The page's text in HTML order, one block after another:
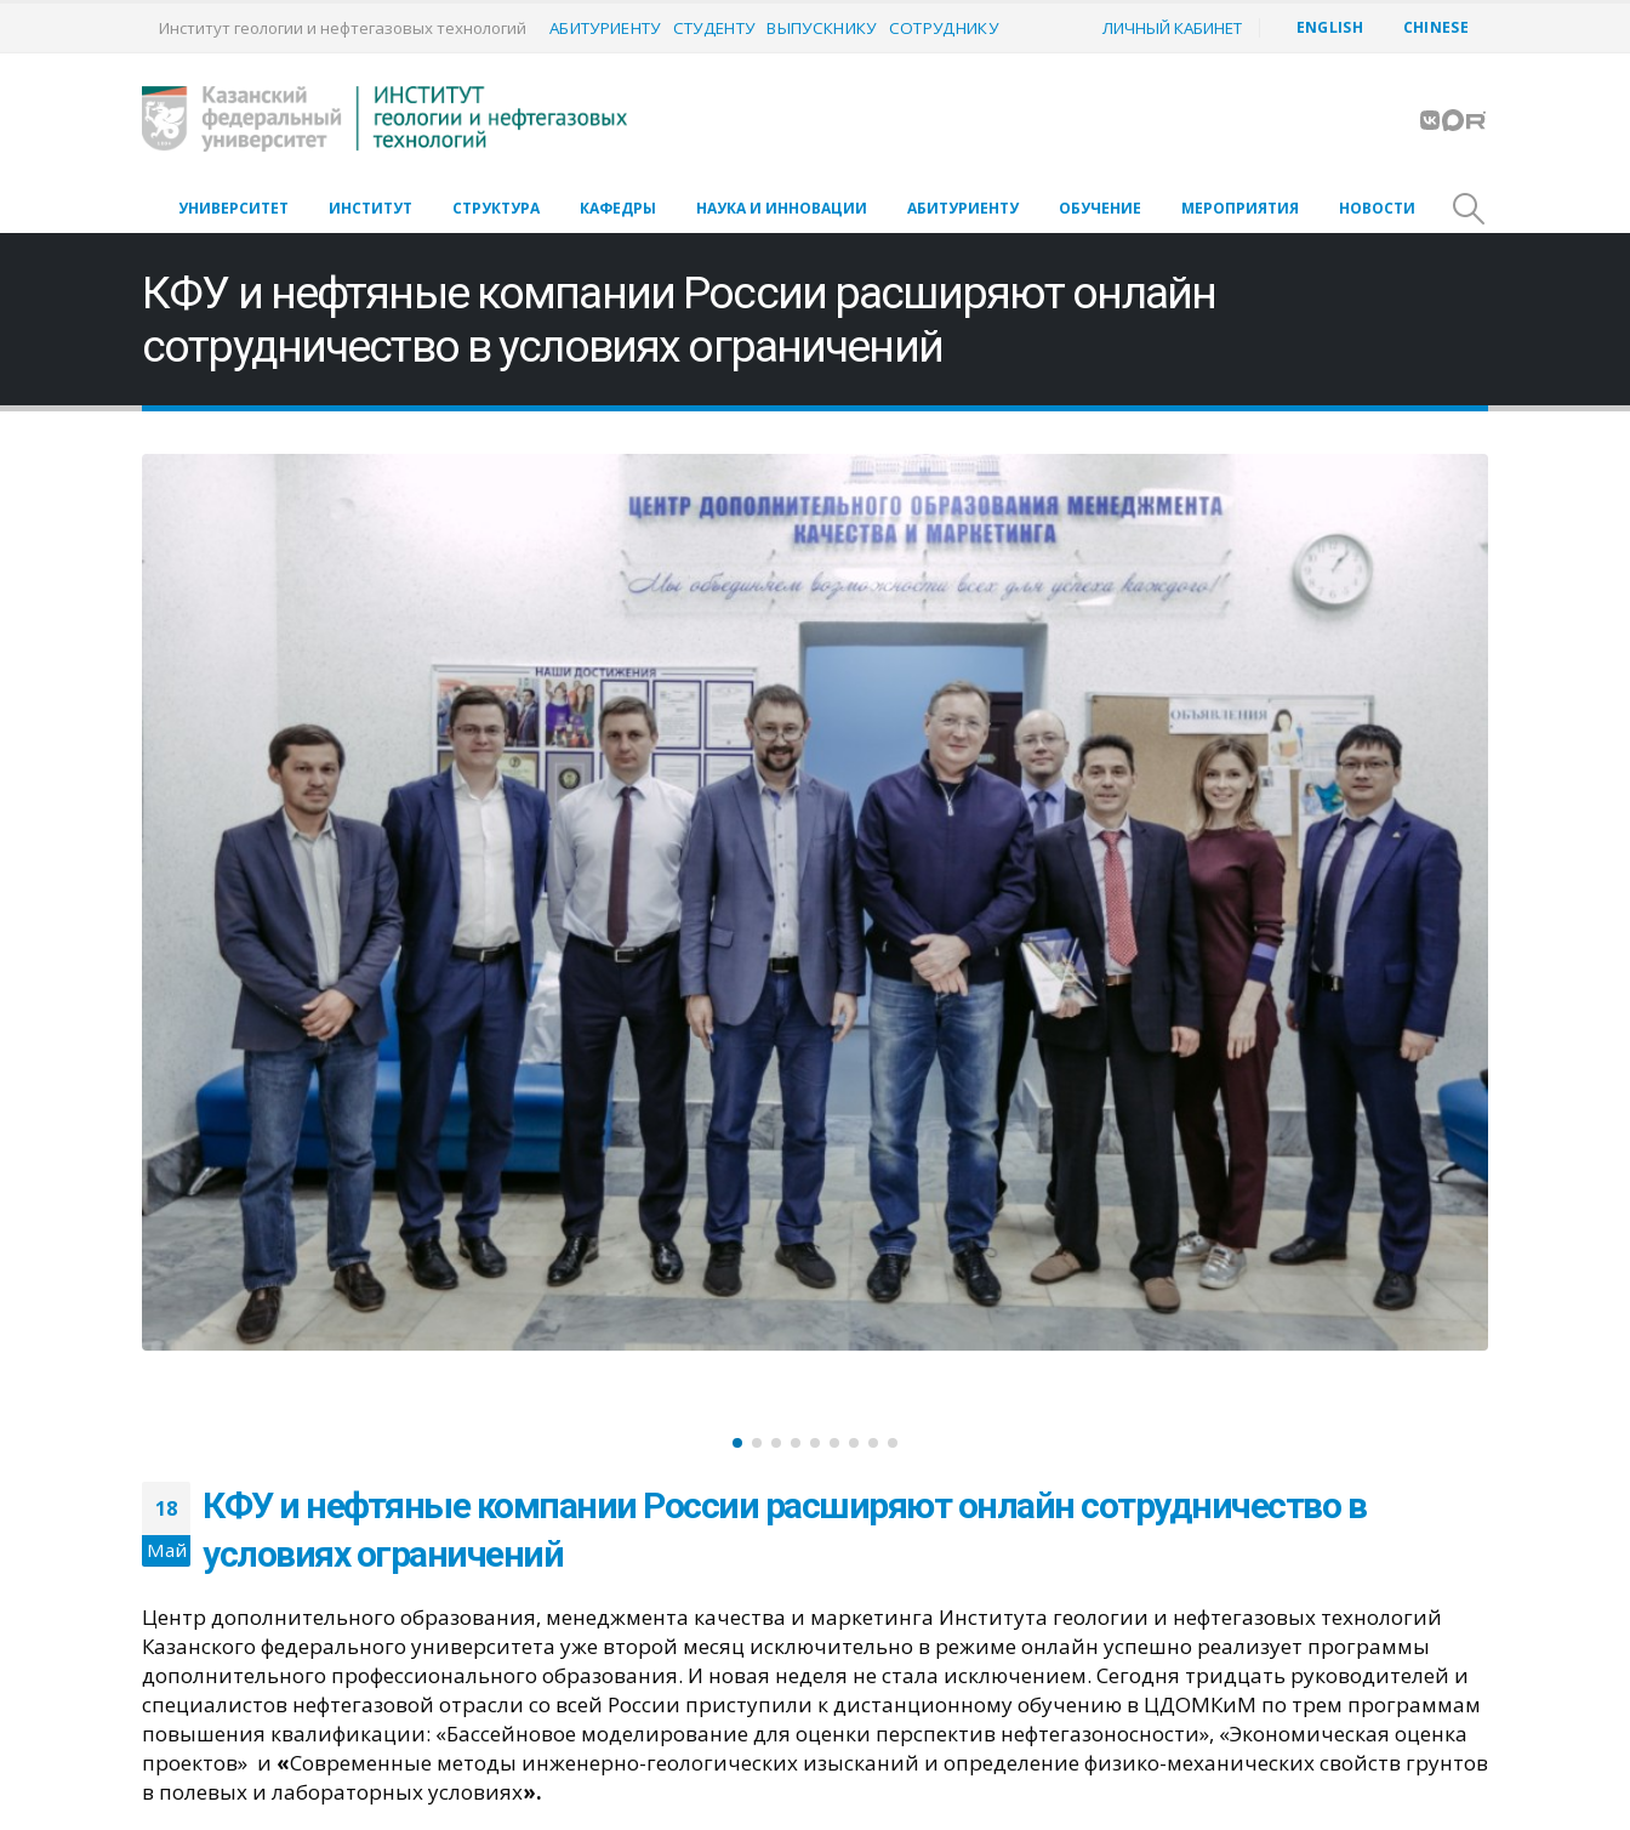
Институт геологии и нефтегазовых технологий АБИТУРИЕНТУ СТУДЕНТУ ВЫПУСКНИКУ СОТРУДНИКУ ЛИЧНЫЙ КАБИНЕТ ENGLISH CHINESE
УНИВЕРСИТЕТ ИНСТИТУТ СТРУКТУРА КАФЕДРЫ НАУКА И ИННОВАЦИИ АБИТУРИЕНТУ ОБУЧЕНИЕ МЕРОПРИЯТИЯ НОВОСТИ
КФУ и нефтяные компании России расширяют онлайн
сотрудничество в условиях ограничений
18
Май
КФУ и нефтяные компании России расширяют онлайн сотрудничество в
условиях ограничений
Центр дополнительного образования, менеджмента качества и маркетинга Института геологии и нефтегазовых технологий
Казанского федерального университета уже второй месяц исключительно в режиме онлайн успешно реализует программы
дополнительного профессионального образования. И новая неделя не стала исключением. Сегодня тридцать руководителей и
специалистов нефтегазовой отрасли со всей России приступили к дистанционному обучению в ЦДОМКиМ по трем программам
повышения квалификации: «Бассейновое моделирование для оценки перспектив нефтегазоносности», «Экономическая оценка
проектов» и «Современные методы инженерно-геологических изысканий и определение физико-механических свойств грунтов
в полевых и лабораторных условиях».